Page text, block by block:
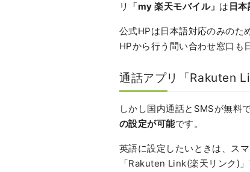
リ
「my 楽天モバイル」 は 日
公式HPは日本語対応のみのた
HPから行う問い合わせ窓口も
通話アプリ「Rakuten
しかし国内通話とSMSが無料
の設定が可能です。
英語に設定したいときは、ス
「Rakuten Link(楽天リンク)